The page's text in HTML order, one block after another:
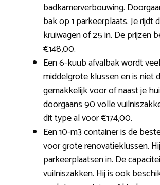
badkamerverbouwing.
bak op 1 parkeerplaats. Je rijdt
kruiwagen of 25 in. De prijzen
€148,00.
Een 6-kuub afvalbak wordt
middelgrote klussen en is niet
gemakkelijk voor of naast je
doorgaans 90 volle
dit type al voor €174,00.
Een 10-m3 container is de
voor grote renovatieklussen.
parkeerplaatsen in. De
vuilniszakken. Hij is ook